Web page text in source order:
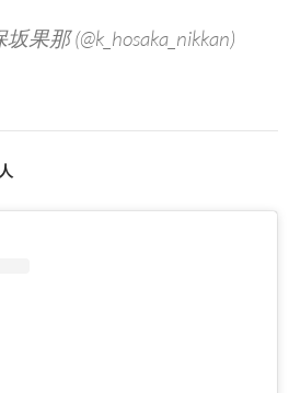
果那 (@k_hosaka_nikkan)